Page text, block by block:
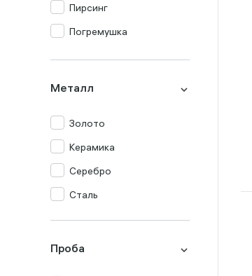
Пирсинг
Погремушка
Сувенир
Цепь
Часы
Шнур
Металл
Золото
Керамика
Серебро
Сталь
Проба